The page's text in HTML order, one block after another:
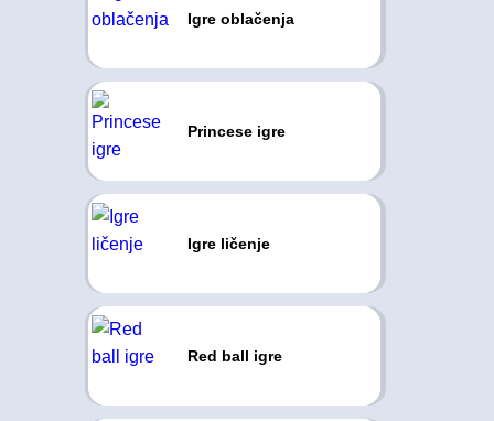
Igre oblačenja
Princese igre
Igre ličenje
Red ball igre